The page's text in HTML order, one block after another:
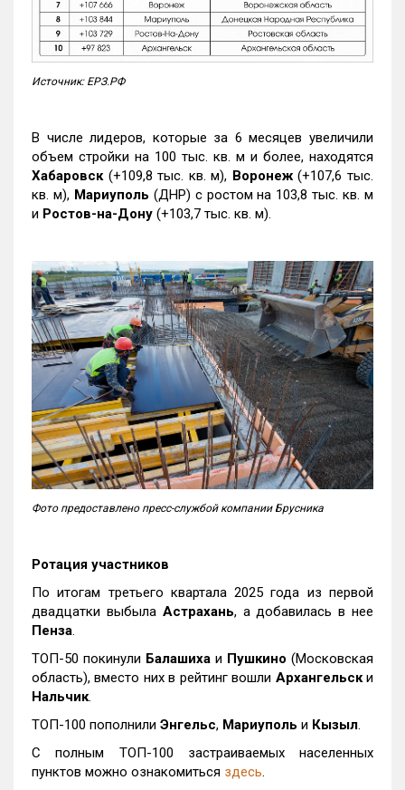
Источник: ЕРЗ.РФ
В числе лидеров, которые за 6 месяцев увеличили
объем стройки на 100 тыс. кв. м и более, находятся
Хабаровск (+109,8 тыс. кв. м), Воронеж(+107,6 тыс.
кв. м), Мариуполь (ДНР) с ростом на 103,8 тыс. кв. м
и Ростов-на-Дону (+103,7 тыс. кв. м).
Фото предоставлено пресс-службой компании Брусника
Ротация участников
По итогам третьего квартала 2025 года из первой
двадцатки выбыла Астрахань, а добавилась в нее
Пенза.
ТОП-50 покинули Балашиха и Пушкино (Московская
область), вместо них в рейтинг вошли Архангельски
Нальчик.
ТОП-100 пополнили Энгельс, Мариуполь и Кызыл.
С полным ТОП-100 застраиваемых населенных
пунктов можно ознакомиться здесь.